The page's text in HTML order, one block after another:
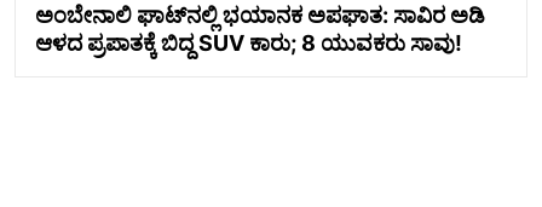
ಅಂಬೇನಾಲಿ ಘಾಟ್​ನಲ್ಲಿ ಭಯಾನಕ ಅಪಘಾತ: ಸಾವಿರ ಅಡಿ
ಆಳದ ಪ್ರಪಾತಕ್ಕೆ ಬಿದ್ದ SUV ಕಾರು; 8 ಯುವಕರು ಸಾವು!